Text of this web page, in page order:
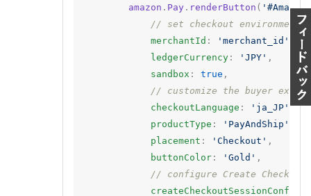
amazon . Pay . renderButton (
// set checkout environment
merchantId : 'merchant_id'
ledgerCurrency : 'JPY' ,
sandbox : true ,
// customize the buyer
checkoutLanguage : 'ja_JP' ,
productType : 'PayAndShip'
placement : 'Checkout' ,
buttonColor : 'Gold' ,
// configure Create Checkout
createCheckoutSessionConfig